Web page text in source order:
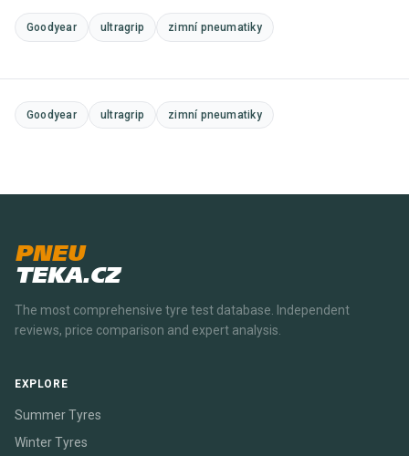
Goodyear ultragrip zimní pneumatiky
Goodyear ultragrip zimní pneumatiky
PNEU
TEKA.CZ
The most comprehensive tyre test database. Independent
reviews, price comparison and expert analysis.
EXPLORE
Summer Tyres
Winter Tyres